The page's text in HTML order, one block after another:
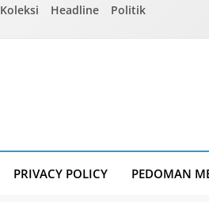
Koleksi Headline
Politik
PRIVACY POLICY PEDOMAN